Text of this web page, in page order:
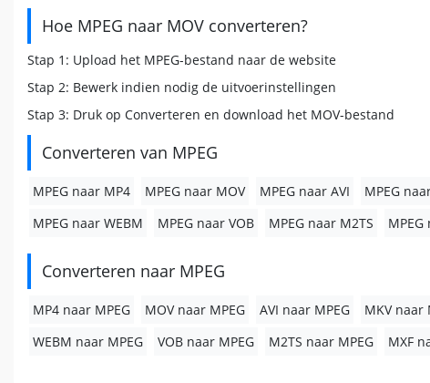
Hoe MPEG naar MOV converteren?
Stap 1: Upload het MPEG-bestand naar de website
Stap 2: Bewerk indien nodig de uitvoerinstellingen
Stap 3: Druk op Converteren en download het MOV-bestand
Converteren van MPEG
MPEG naar MP4 MPEG naar MOV MPEG naar AVI MPEG
MPEG naar WEBM
MPEG naar VOB MPEG naar M2TS MPEG
Converteren naar MPEG
MP4 naar MPEG MOV naar MPEG AVI naar MPEG MKV naar
WEBM naar MPEG
VOB naar MPEG M2TS naar MPEG MXF